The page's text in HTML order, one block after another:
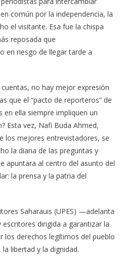
común por la independencia, la
el visitante. Esa fue la chispa
reposada que
en riesgo de llegar tarde a
no hay mejor expresión
que el “pacto de reporteros” de
en ella siempre impliquen un
Esta vez, Nafi Buda Ahmed,
los mejores entrevistadores, se
la diana de las preguntas y
apuntara al centro del asunto del
la prensa y la patria del
Saharauis (UPES) —adelanta
dirigida a garantizar la
los derechos legítimos del pueblo
libertad y la dignidad.